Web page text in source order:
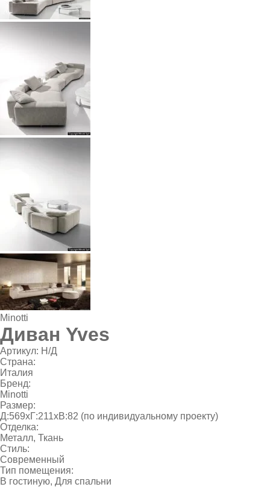
Minotti
Диван Yves
Артикул: Н/Д
Страна:
Италия
Бренд:
Minotti
Размер:
Д:569xГ:211xВ:82 (по индивидуальному проекту)
Отделка:
Металл, Ткань
Стиль:
Современный
Тип помещения:
В гостиную, Для спальни